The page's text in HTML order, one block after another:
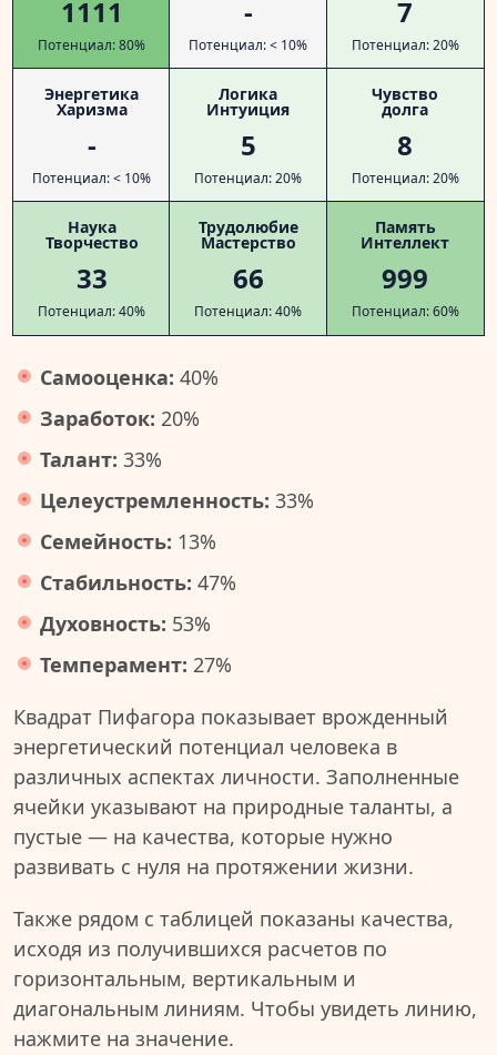
1111
Потенциал: 80%
-
Потенциал: < 10%
7
Потенциал: 20%
Энергетика
Харизма
-
Потенциал: < 10%
Логика
Интуиция
5
Потенциал: 20%
Чувство
долга
8
Потенциал: 20%
Наука
Творчество
33
Потенциал: 40%
Трудолюбие
Мастерство
66
Потенциал: 40%
Память
Интеллект
999
Потенциал: 60%
Самооценка: 40%
Заработок: 20%
Талант: 33%
Целеустремленность: 33%
Семейность: 13%
Стабильность: 47%
Духовность: 53%
Темперамент: 27%
Квадрат Пифагора показывает врожденный
энергетический потенциал человека в
различных аспектах личности. Заполненные
ячейки указывают на природные таланты, а
пустые — на качества, которые нужно
развивать с нуля на протяжении жизни.
Также рядом с таблицей показаны качества,
исходя из получившихся расчетов по
горизонтальным, вертикальным и
диагональным линиям. Чтобы увидеть линию,
нажмите на значение.